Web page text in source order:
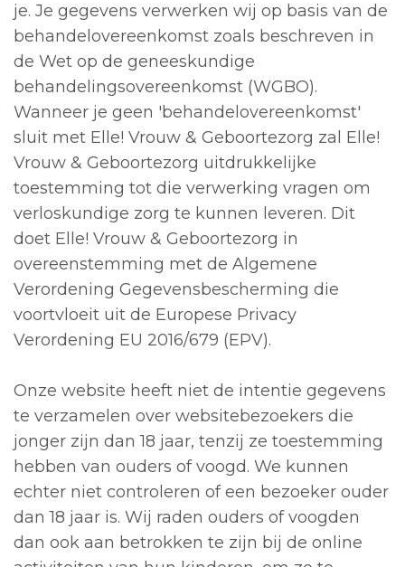
je. Je gegevens verwerken wij op basis van de
behandelovereenkomst zoals beschreven in
de Wet op de geneeskundige
behandelingsovereenkomst (WGBO).
Wanneer je geen 'behandelovereenkomst'
sluit met Elle! Vrouw & Geboortezorg zal Elle!
Vrouw & Geboortezorg uitdrukkelijke
toestemming tot die verwerking vragen om
verloskundige zorg te kunnen leveren. Dit
doet Elle! Vrouw & Geboortezorg in
overeenstemming met de Algemene
Verordening Gegevensbescherming die
voortvloeit uit de Europese Privacy
Verordening EU 2016/679 (EPV).
Onze website heeft niet de intentie gegevens
te verzamelen over websitebezoekers die
jonger zijn dan 18 jaar, tenzij ze toestemming
hebben van ouders of voogd. We kunnen
echter niet controleren of een bezoeker ouder
dan 18 jaar is. Wij raden ouders of voogden
dan ook aan betrokken te zijn bij de online